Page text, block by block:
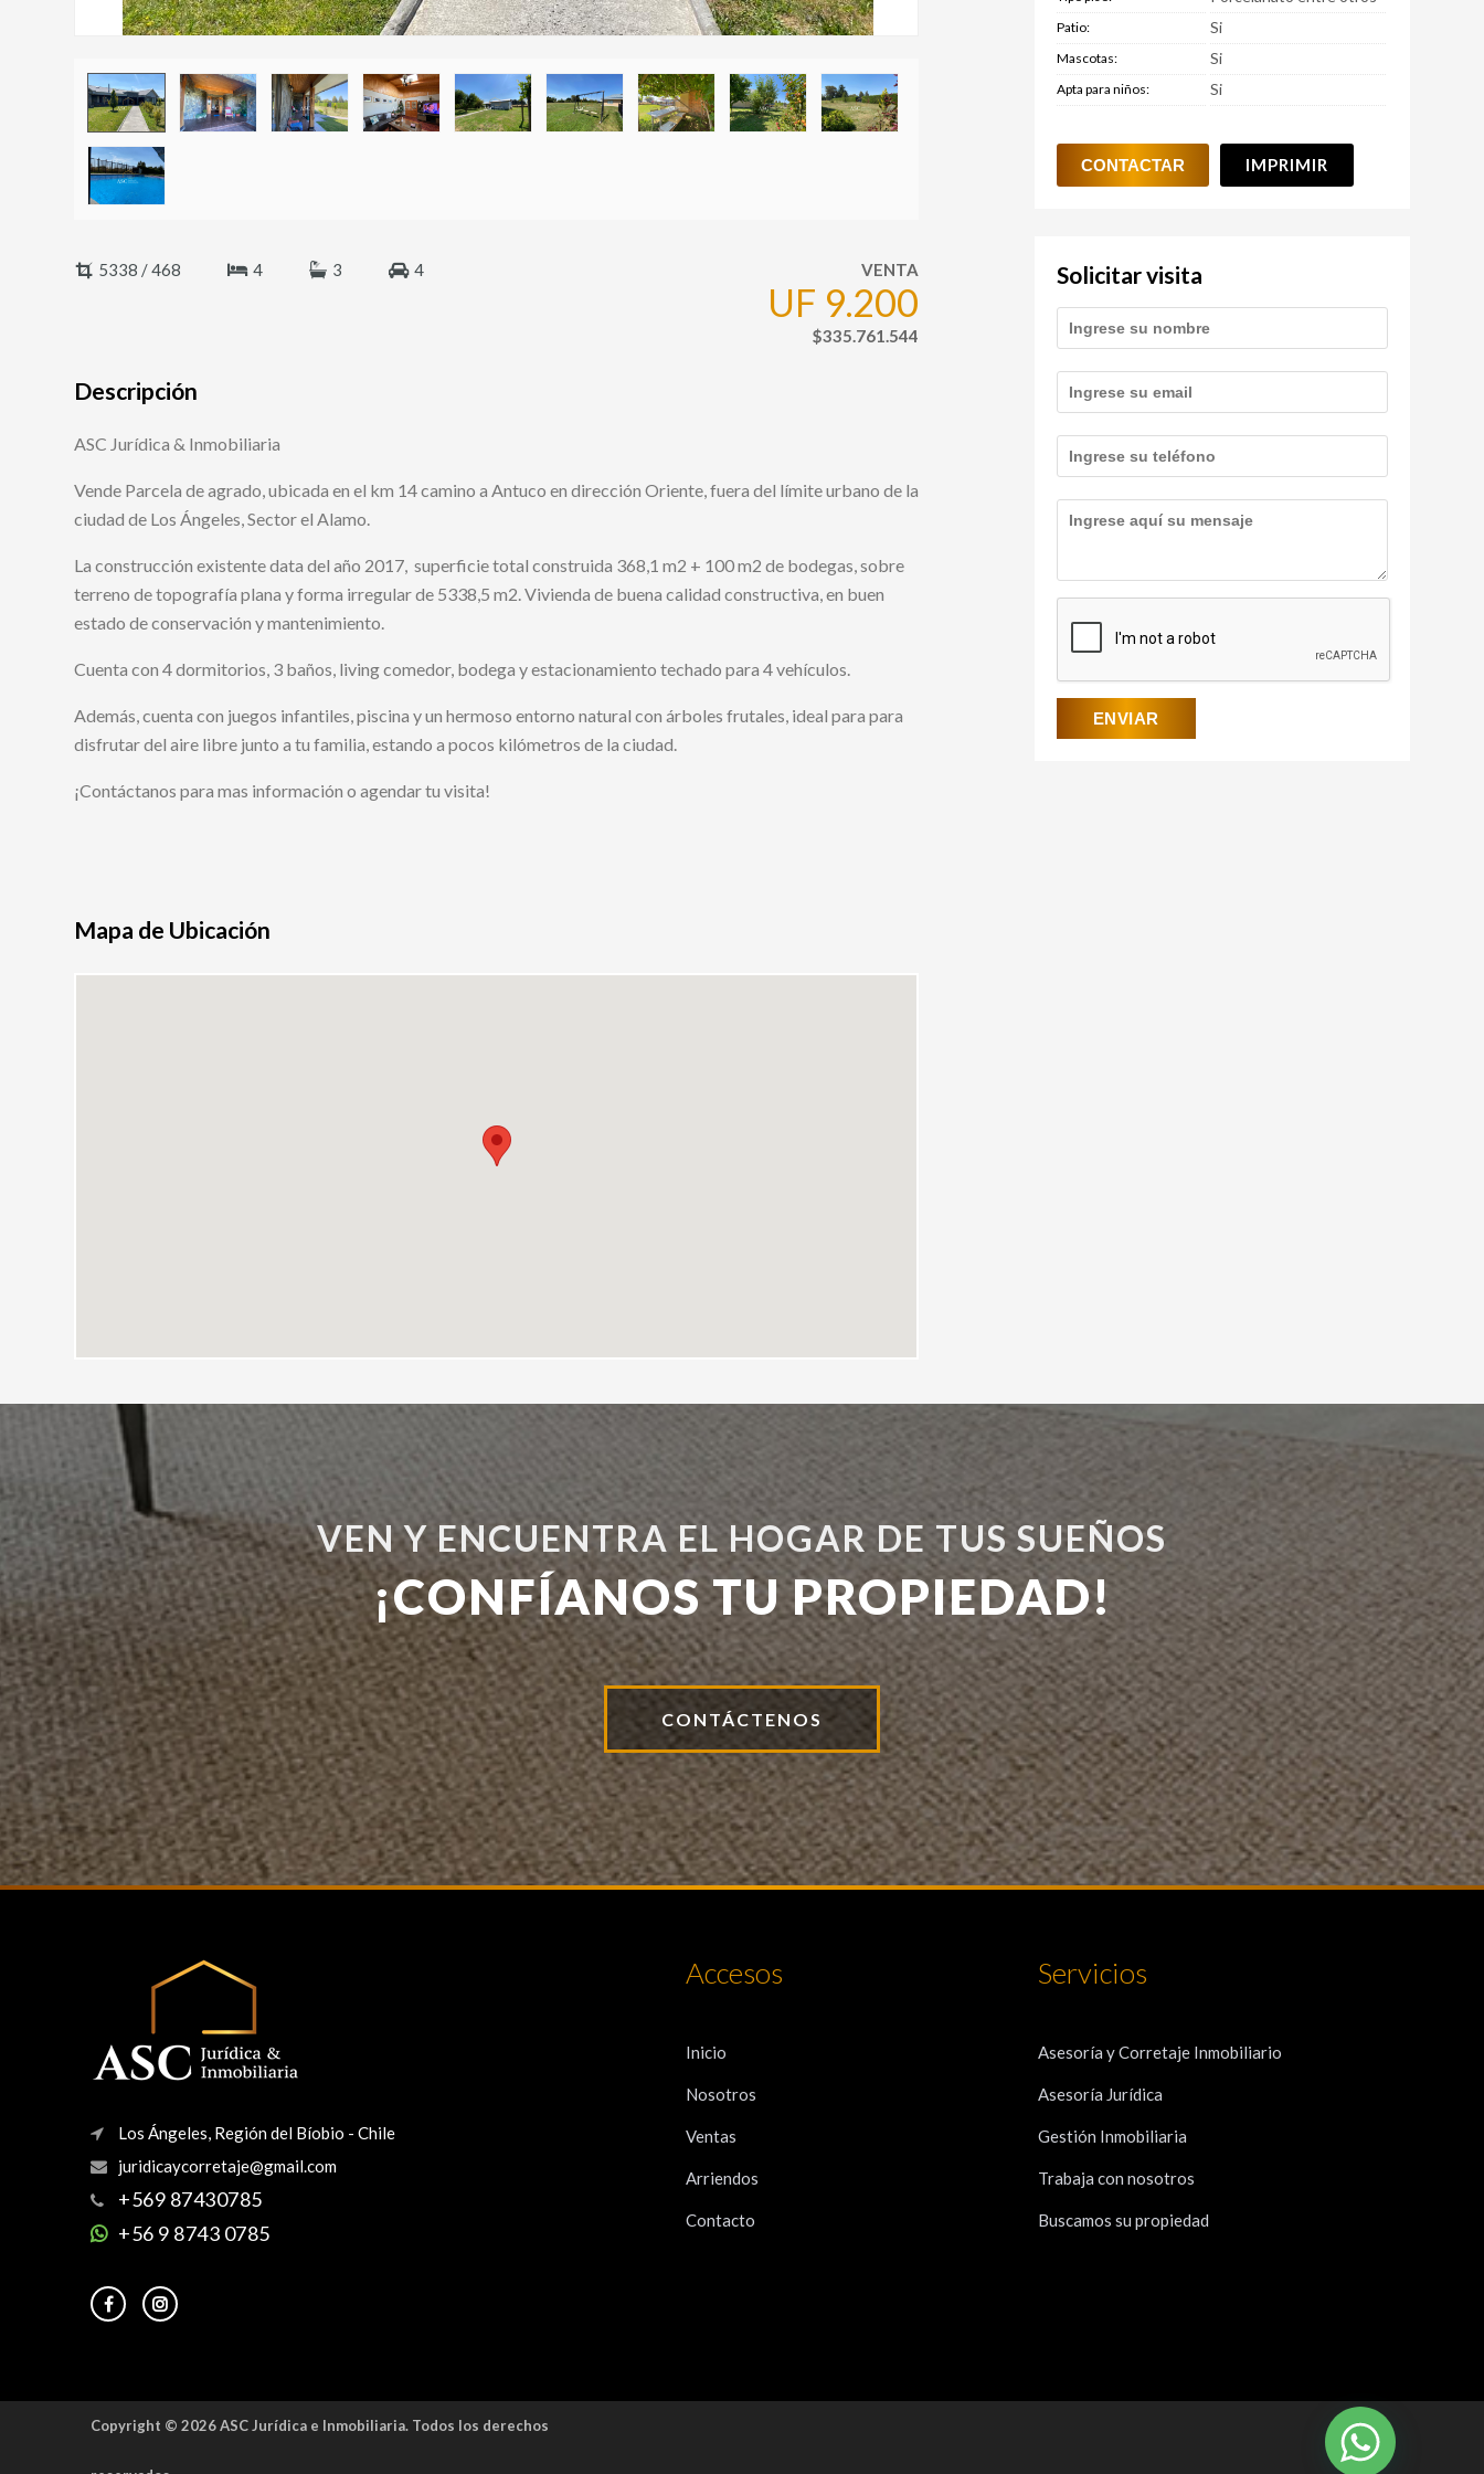
5338 / 468 4 3 4 VENTA
UF 9.200
$335.761.544
Descripción
ASC Jurídica & Inmobiliaria
Vende Parcela de agrado, ubicada en el km 14 camino a Antuco en dirección Oriente, fuera del límite urbano de la
ciudad de Los Ángeles, Sector el Alamo.
La construcción existente data del año 2017, superficie total construida 368,1 m2 + 100 m2 de bodegas, sobre
terreno de topografía plana y forma irregular de 5338,5 m2. Vivienda de buena calidad constructiva, en buen
estado de conservación y mantenimiento.
Cuenta con 4 dormitorios, 3 baños, living comedor, bodega y estacionamiento techado para 4 vehículos.
Además, cuenta con juegos infantiles, piscina y un hermoso entorno natural con árboles frutales, ideal para para
disfrutar del aire libre junto a tu familia, estando a pocos kilómetros de la ciudad.
¡Contáctanos para mas información o agendar tu visita!
Mapa de Ubicación
Patio: Si
Mascotas: Si
Apta para niños: Si
IMPRIMIR
Solicitar visita
VEN Y ENCUENTRA EL HOGAR DE TUS SUEÑOS
¡CONFÍANOS TU PROPIEDAD!
CONTÁCTENOS
Los Ángeles, Región del Bíobio - Chile
+569 87430785
+56 9 8743 0785
Accesos
Inicio
Nosotros
Ventas
Arriendos
Contacto
Servicios
Asesoría y Corretaje Inmobiliario
Asesoría Jurídica
Gestión Inmobiliaria
Trabaja con nosotros
Buscamos su propiedad
Copyright © 2026 ASC Jurídica e Inmobiliaria. Todos los derechos